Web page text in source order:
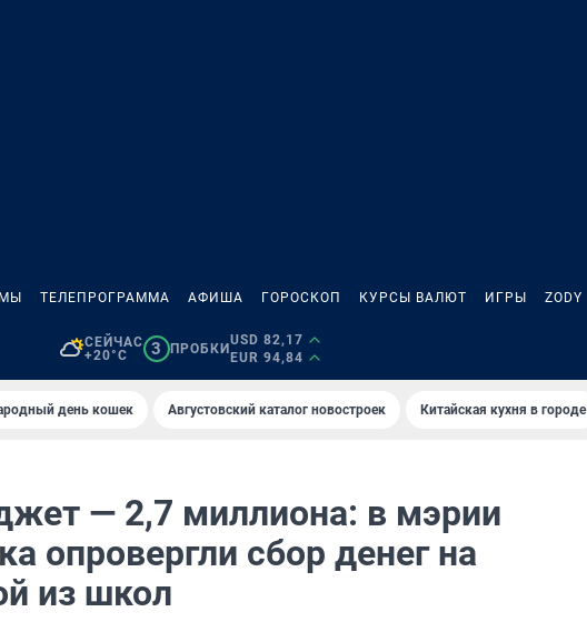
ТЕЛЕПРОГРАММА АФИША ГОРОСКОП КУРСЫ ВАЛЮТ ИГРЫ ZODY
СЕЙЧАС
+20°C
3 ПРОБКИ
USD 82,17
EUR 94,84
день кошек Августовский каталог новостроек Китайская кухня в городе
— 2,7 миллиона: в мэрии
опровергли сбор денег на
из школ